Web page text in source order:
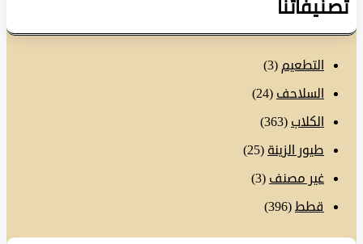
التطعيم(3)
السلاحف(24)
الكلاب(363)
طيور الزينة (25)
غير مصنف(3)
قطط
(396)